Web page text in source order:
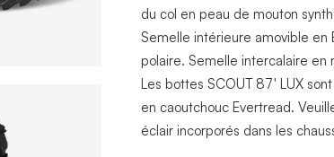
du col en peau de mouton
Semelle intérieure amovible en
polaire. Semelle intercalaire en
Les bottes SCOUT 87' LUX
en caoutchouc Evertread.
éclair incorporés dans les